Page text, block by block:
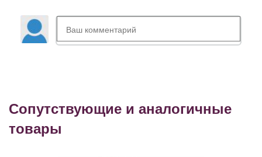
Сопутствующие и аналогичные
товары